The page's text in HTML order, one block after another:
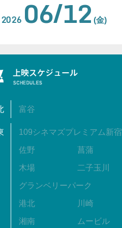
2026 06/12 (金)
富谷
109シネマズプレミアム新宿
佐野 菖蒲
木場 二子玉川
グランベリーパーク
港北 川崎
湘南 ムービル